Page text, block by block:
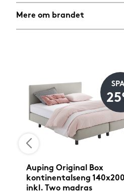
Mere om brandet
Auping Original Box
kontinentalseng
inkl. Two madras